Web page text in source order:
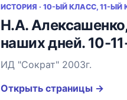
ИСТОРИЯ · 10-ЫЙ КЛАСС, 11-ЫЙ
Н.А.
наших дней. 10-
ИД "Сократ" 2003г.
Открыть страницы →